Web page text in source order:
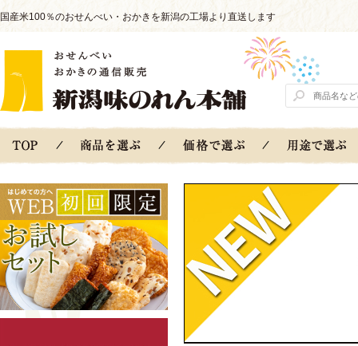
国産米100％のおせんべい・おかきを新潟の工場より直送します